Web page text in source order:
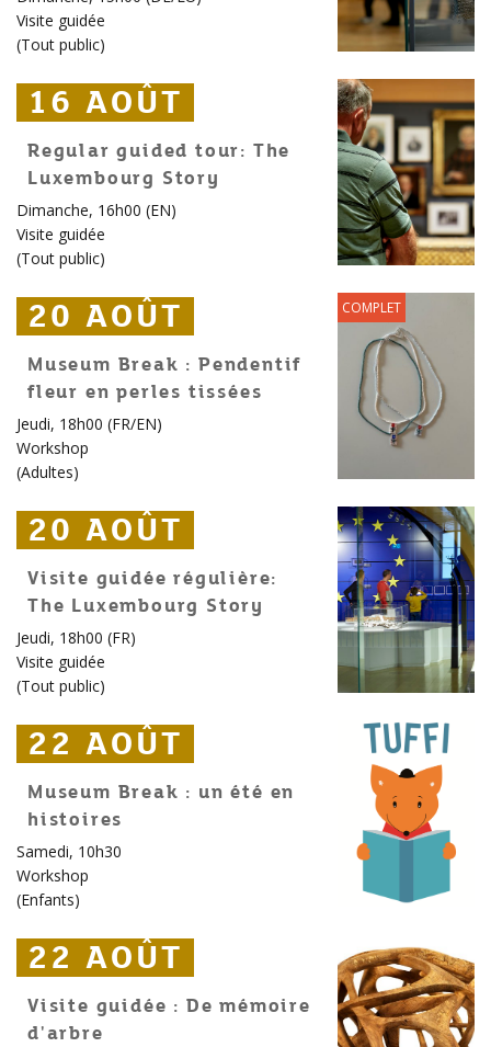
Visite guidée
(Tout public)
16 AOÛT
16 AOÛT
16 AOÛT
Regular guided tour: The
Luxembourg Story
Dimanche, 16h00 (EN)
Visite guidée
(Tout public)
20 AOÛT
20 AOÛT
20 AOÛT COMPLET
Museum Break : Pendentif
fleur en perles tissées
Jeudi, 18h00 (FR/EN)
Workshop
(Adultes)
20 AOÛT
20 AOÛT
20 AOÛT
Visite guidée régulière:
The Luxembourg Story
Jeudi, 18h00 (FR)
Visite guidée
(Tout public)
22 AOÛT
22 AOÛT
22 AOÛT
Museum Break : un été en
histoires
Samedi, 10h30
Workshop
(Enfants)
22 AOÛT
22 AOÛT
22 AOÛT
Visite guidée : De mémoire
d'arbre